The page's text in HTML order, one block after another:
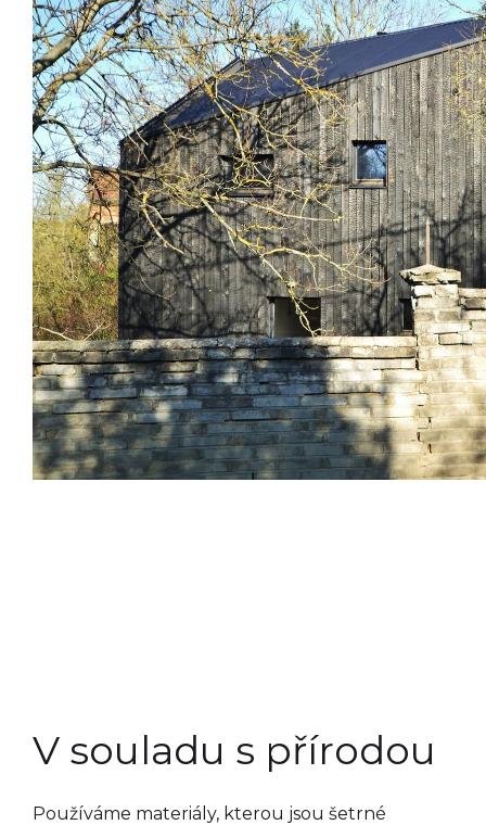
V souladu s přírodou
Používáme materiály, kterou jsou šetrné